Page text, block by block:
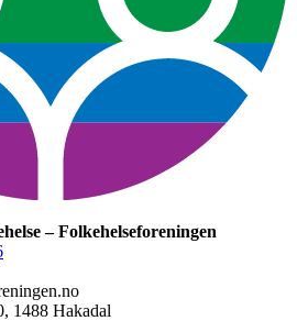
– Folkehelseforeningen
1488 Hakadal